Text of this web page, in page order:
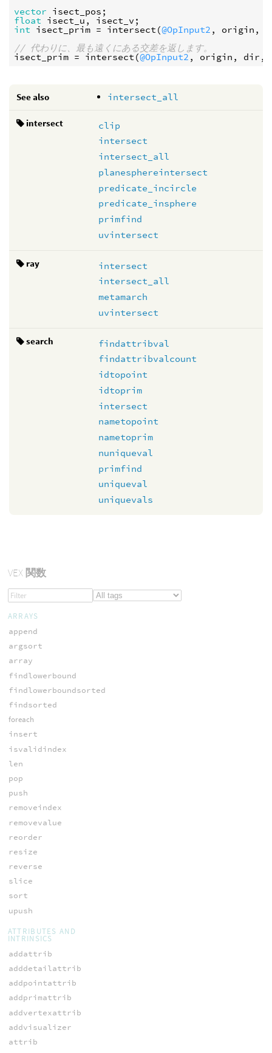
vector isect_pos
float isect_u , isect_v
int isect_prim = intersect (@OpInput2 , origin ,
// 代わりに、最も遠くにある交差を返します。
isect_prim = intersect (@OpInput2 , origin , dir ,
See also intersect_all
intersect
clip
intersect
intersect_all
planesphereintersect
predicate_incircle
predicate_insphere
primfind
uvintersect
ray
intersect
intersect_all
metamarch
uvintersect
search
findattribval
findattribvalcount
idtopoint
idtoprim
intersect
nametopoint
nametoprim
nuniqueval
primfind
uniqueval
uniquevals
VEX関数
ARRAYS
append
argsort
array
findlowerbound
findlowerboundsorted
findsorted
foreach
insert
isvalidindex
len
pop
push
removeindex
removevalue
reorder
resize
reverse
slice
sort
upush
ATTRIBUTES AND
INTRINSICS
addattrib
adddetailattrib
addpointattrib
addprimattrib
addvertexattrib
addvisualizer
attrib